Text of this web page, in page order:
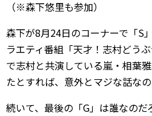
（※森下悠里も参加）
森下が8月24日のコーナーで「S
ラエティ番組「天才！志村どう
で志村と共演している嵐・相葉
たとすれば、意外とマジな話な
続いて、最後の「G」は誰なの